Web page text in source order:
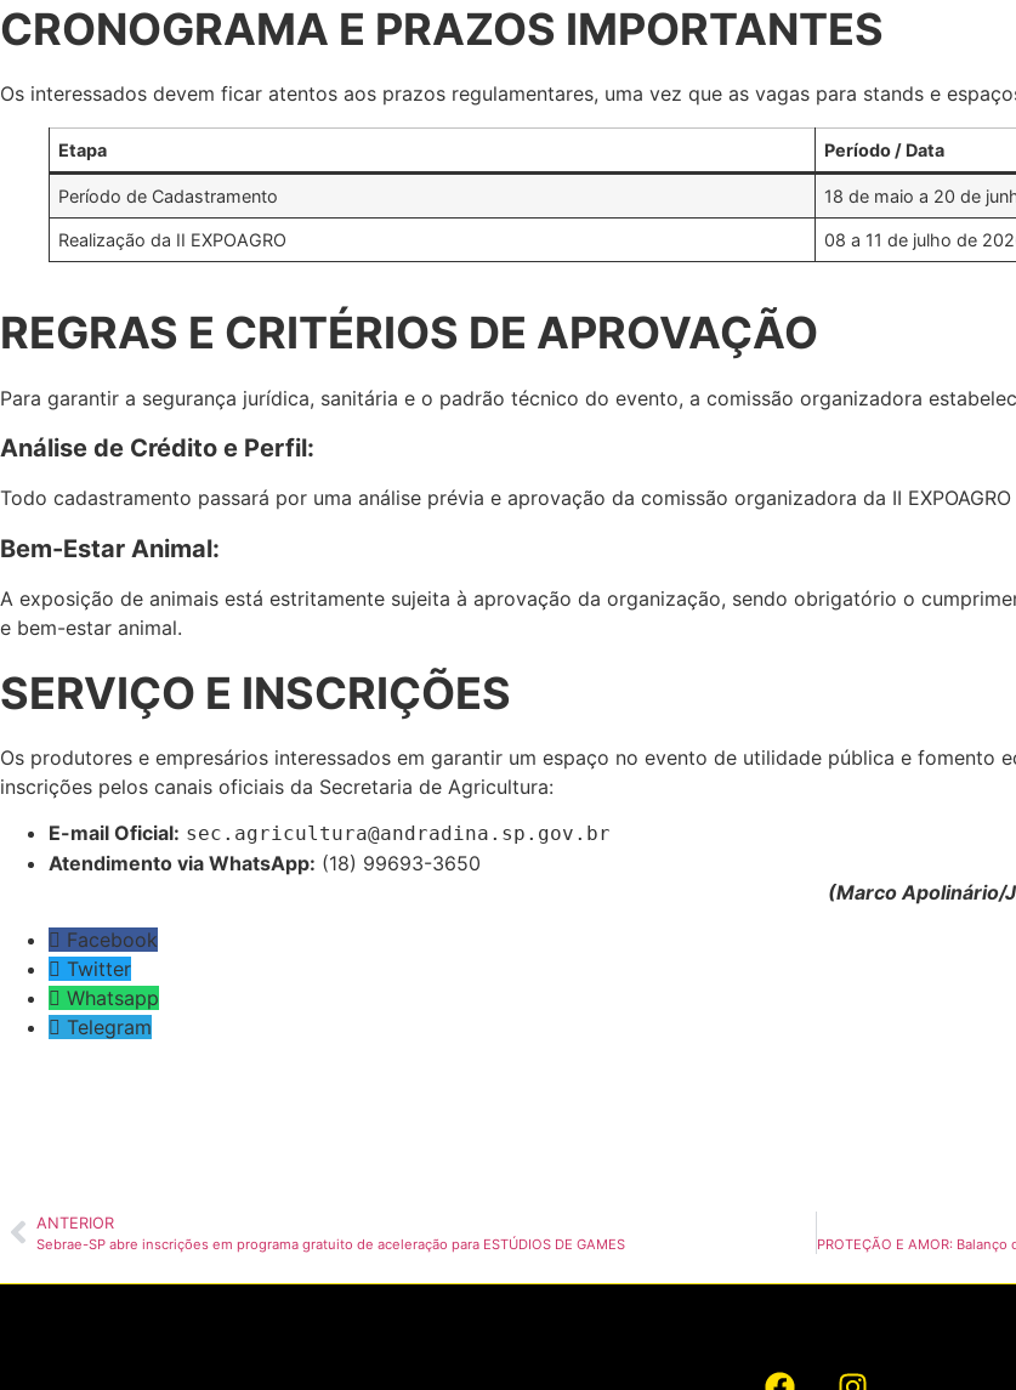
CRONOGRAMA E PRAZOS IMPORTANTES
Os interessados devem ficar atentos aos prazos regulamentares, uma vez que as vagas para stands e
Etapa Período / Data
Período de Cadastramento 18 de maio a 20 de
Realização da II EXPOAGRO 08 a 11 de julho de
REGRAS E CRITÉRIOS DE APROVAÇÃO
Para garantir a segurança jurídica, sanitária e o padrão técnico do evento, a comissão organizadora
Análise de Crédito e Perfil:
Todo cadastramento passará por uma análise prévia e aprovação da comissão organizadora da II
Bem-Estar Animal:
A exposição de animais está estritamente sujeita à aprovação da organização, sendo obrigatório o
e bem-estar animal.
SERVIÇO E INSCRIÇÕES
Os produtores e empresários interessados em garantir um espaço no evento de utilidade pública e fomento
inscrições pelos canais oficiais da Secretaria de Agricultura:
E-mail Oficial: sec.agricultura@andradina.sp.gov.br
Atendimento via WhatsApp: (18) 99693-3650
(Marco Apolinário/
Facebook
Twitter
Whatsapp
Telegram
ANTERIOR
Sebrae-SP abre inscrições em programa gratuito de aceleração para ESTÚDIOS DE GAMES